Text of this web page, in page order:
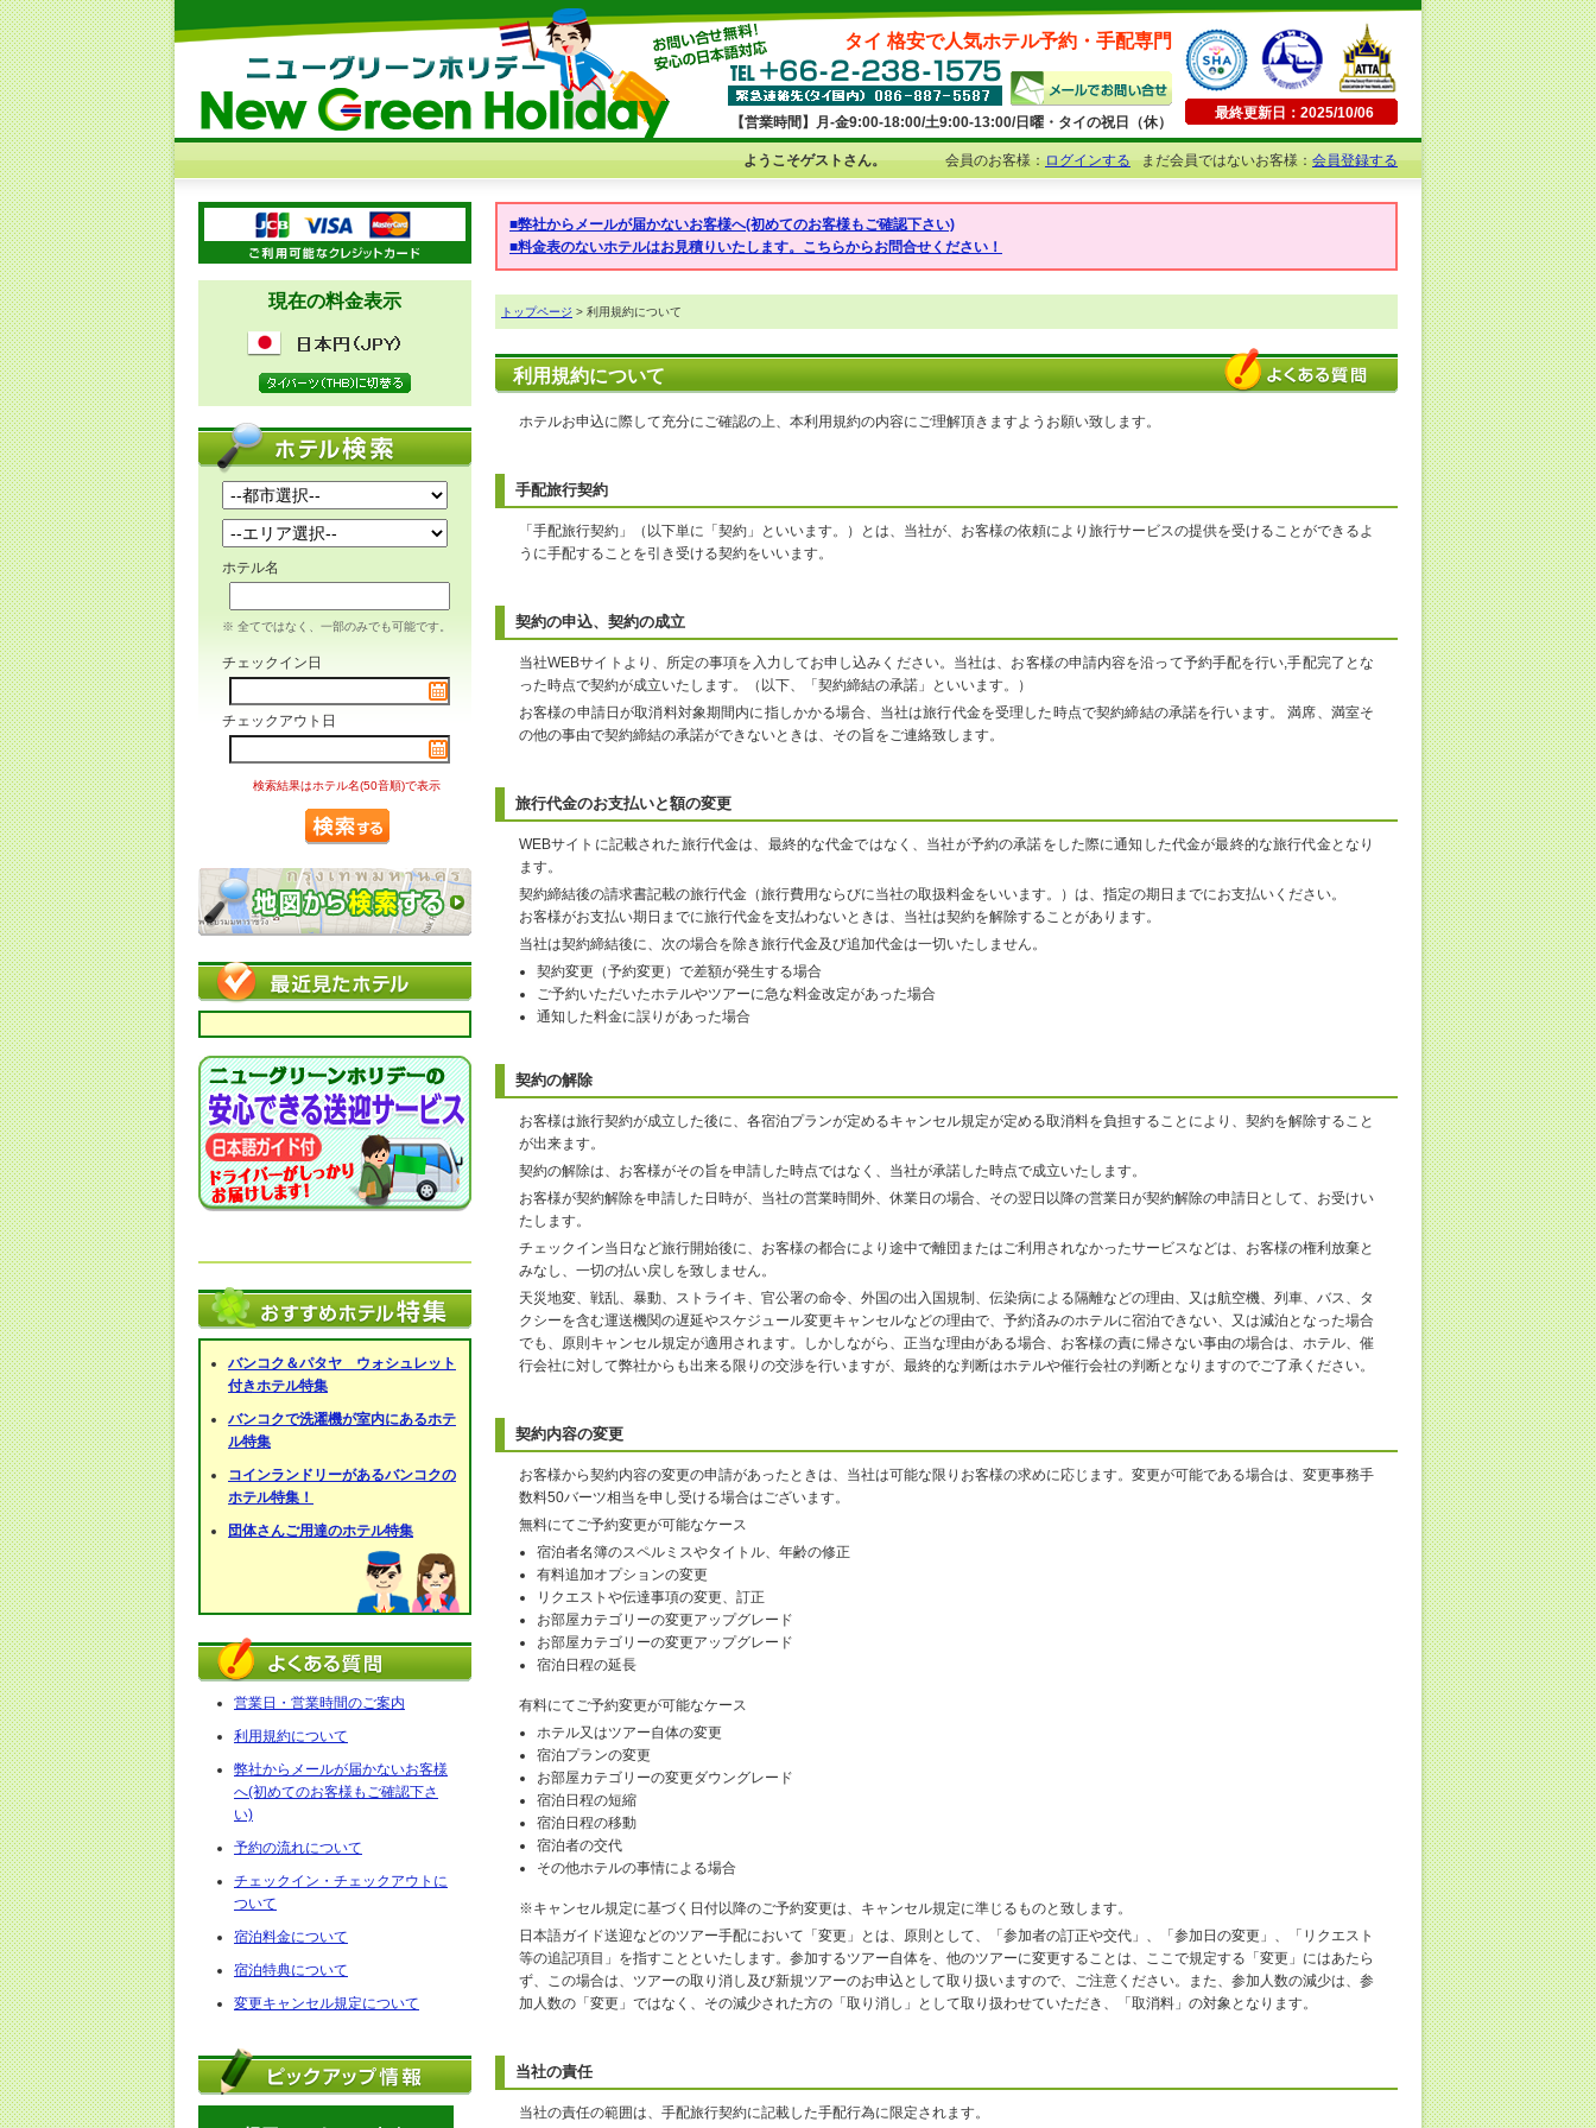
タイ 格安で人気ホテル予約・手配専門
【営業時間】月-金9:00-18:00/土9:00-13:00/日曜・タイの祝日（休）
最終更新日：2025/10/06
ようこそゲストさん。 会員のお客様：ログインするまだ会員ではないお客様：会員登録する
現在の料金表示
ホテル名
※ 全てではなく、一部のみでも可能です。
チェックイン日
チェックアウト日
検索結果はホテル名(50音順)で表示
バンコク＆パタヤ ウォシュレット
付きホテル特集
バンコクで洗濯機が室内にあるホテ
ル特集
コインランドリーがあるバンコクの
ホテル特集！
団体さんご用達のホテル特集
営業日・営業時間のご案内
利用規約について
弊社からメールが届かないお客様
へ(初めてのお客様もご確認下さ
い)
予約の流れについて
チェックイン・チェックアウトに
ついて
宿泊料金について
宿泊特典について
変更キャンセル規定について
■弊社からメールが届かないお客様へ(初めてのお客様もご確認下さい)
■料金表のないホテルはお見積りいたします。こちらからお問合せください！
トップページ > 利用規約について
利用規約について
ホテルお申込に際して充分にご確認の上、本利用規約の内容にご理解頂きますようお願い致します。
手配旅行契約
「手配旅行契約」（以下単に「契約」といいます。）とは、当社が、お客様の依頼により旅行サービスの提供を受けることができるよ
うに手配することを引き受ける契約をいいます。
契約の申込、契約の成立
当社WEBサイトより、所定の事項を入力してお申し込みください。当社は、お客様の申請内容を沿って予約手配を行い,手配完了とな
った時点で契約が成立いたします。（以下、「契約締結の承諾」といいます。）
お客様の申請日が取消料対象期間内に指しかかる場合、当社は旅行代金を受理した時点で契約締結の承諾を行います。 満席、満室そ
の他の事由で契約締結の承諾ができないときは、その旨をご連絡致します。
旅行代金のお支払いと額の変更
WEBサイトに記載された旅行代金は、最終的な代金ではなく、当社が予約の承諾をした際に通知した代金が最終的な旅行代金となり
ます。
契約締結後の請求書記載の旅行代金（旅行費用ならびに当社の取扱料金をいいます。）は、指定の期日までにお支払いください。
お客様がお支払い期日までに旅行代金を支払わないときは、当社は契約を解除することがあります。
当社は契約締結後に、次の場合を除き旅行代金及び追加代金は一切いたしません。
契約変更（予約変更）で差額が発生する場合
ご予約いただいたホテルやツアーに急な料金改定があった場合
通知した料金に誤りがあった場合
契約の解除
お客様は旅行契約が成立した後に、各宿泊プランが定めるキャンセル規定が定める取消料を負担することにより、契約を解除すること
が出来ます。
契約の解除は、お客様がその旨を申請した時点ではなく、当社が承諾した時点で成立いたします。
お客様が契約解除を申請した日時が、当社の営業時間外、休業日の場合、その翌日以降の営業日が契約解除の申請日として、お受けい
たします。
チェックイン当日など旅行開始後に、お客様の都合により途中で離団またはご利用されなかったサービスなどは、お客様の権利放棄と
みなし、一切の払い戻しを致しません。
天災地変、戦乱、暴動、ストライキ、官公署の命令、外国の出入国規制、伝染病による隔離などの理由、又は航空機、列車、バス、タ
クシーを含む運送機関の遅延やスケジュール変更キャンセルなどの理由で、予約済みのホテルに宿泊できない、又は減泊となった場合
でも、原則キャンセル規定が適用されます。しかしながら、正当な理由がある場合、お客様の責に帰さない事由の場合は、ホテル、催
行会社に対して弊社からも出来る限りの交渉を行いますが、最終的な判断はホテルや催行会社の判断となりますのでご了承ください。
契約内容の変更
お客様から契約内容の変更の申請があったときは、当社は可能な限りお客様の求めに応じます。変更が可能である場合は、変更事務手
数料50バーツ相当を申し受ける場合はございます。
無料にてご予約変更が可能なケース
宿泊者名簿のスペルミスやタイトル、年齢の修正
有料追加オプションの変更
リクエストや伝達事項の変更、訂正
お部屋カテゴリーの変更アップグレード
お部屋カテゴリーの変更アップグレード
宿泊日程の延長
有料にてご予約変更が可能なケース
ホテル又はツアー自体の変更
宿泊プランの変更
お部屋カテゴリーの変更ダウングレード
宿泊日程の短縮
宿泊日程の移動
宿泊者の交代
その他ホテルの事情による場合
※キャンセル規定に基づく日付以降のご予約変更は、キャンセル規定に準じるものと致します。
日本語ガイド送迎などのツアー手配において「変更」とは、原則として、「参加者の訂正や交代」、「参加日の変更」、「リクエスト
等の追記項目」を指すことといたします。参加するツアー自体を、他のツアーに変更することは、ここで規定する「変更」にはあたら
ず、この場合は、ツアーの取り消し及び新規ツアーのお申込として取り扱いますので、ご注意ください。また、参加人数の減少は、参
加人数の「変更」ではなく、その減少された方の「取り消し」として取り扱わせていただき、「取消料」の対象となります。
当社の責任
当社の責任の範囲は、手配旅行契約に記載した手配行為に限定されます。